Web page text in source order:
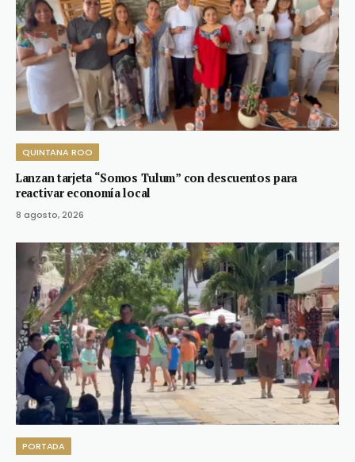
QUINTANA ROO
Lanzan tarjeta “Somos Tulum” con descuentos para
reactivar economía local
8 agosto, 2026
PORTADA